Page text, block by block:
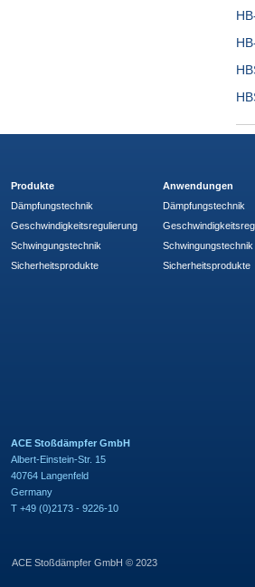
Produkte
Dämpfungstechnik
Geschwindigkeitsregulierung
Schwingungstechnik
Sicherheitsprodukte
Anwendungen
Dämpfungstechnik
Schwingungstechnik
Sicherheitsprodukte
ACE Stoßdämpfer GmbH
Albert-Einstein-Str. 15
40764 Langenfeld
Germany
T +49 (0)2173 - 9226-10
ACE Stoßdämpfer GmbH © 2023